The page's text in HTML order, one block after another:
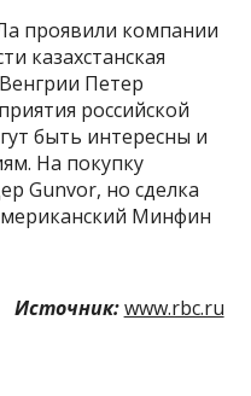
проявили компании
казахстанская
Петер
российской
быть интересны и
На покупку
Gunvor, но сделка
Минфин
Источник: www.rbc.ru